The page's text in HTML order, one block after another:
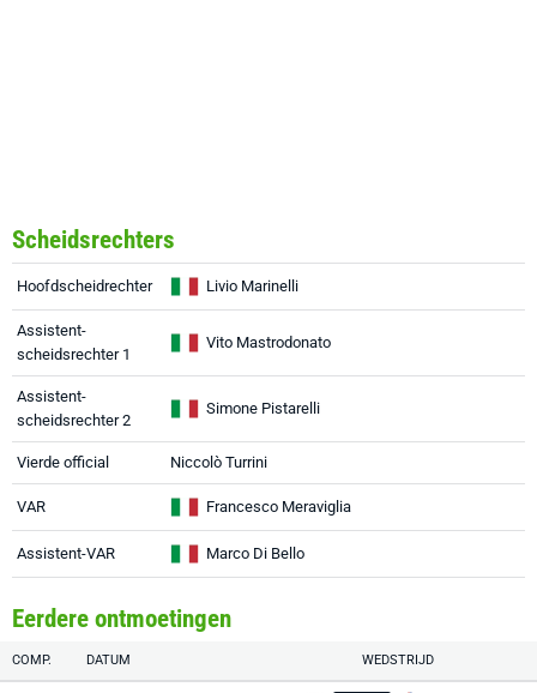
Scheidsrechters
Hoofdscheidrechter Livio Marinelli
Assistent-
scheidsrechter 1
Vito Mastrodonato
Assistent-
scheidsrechter 2
Simone Pistarelli
Vierde official Niccolò Turrini
VAR Francesco Meraviglia
Assistent-VAR Marco Di Bello
Eerdere ontmoetingen
COMP. DATUM WEDSTRIJD